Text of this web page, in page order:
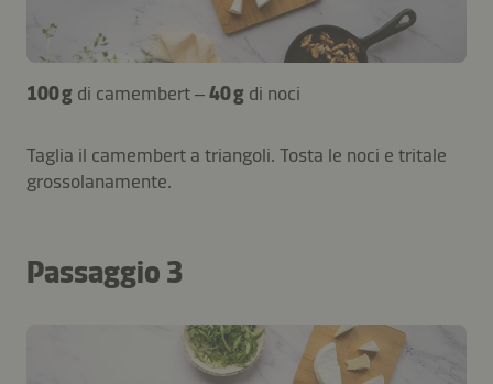
100 g di camembert –40 g di noci
Taglia il camembert a triangoli. Tosta le noci e tritale
grossolanamente.
Passaggio 3